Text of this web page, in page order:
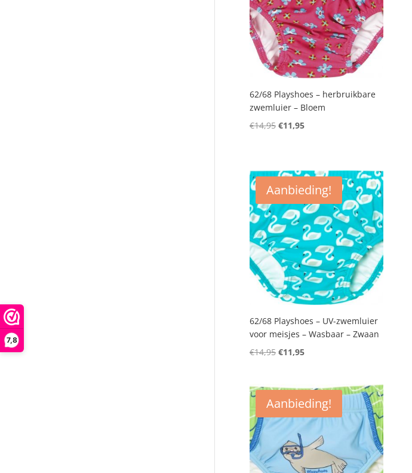
7,8
62/68 Playshoes – herbruikbare
zwemluier – Bloem
€14,95 Oorspronkelijke
€11,95Huidige
Aanbieding!
62/68 Playshoes – UV-zwemluier
voor meisjes – Wasbaar – Zwaan
€14,95 Oorspronkelijke
€14,95.
€11,95Huidige
€11,95.
Aanbieding!